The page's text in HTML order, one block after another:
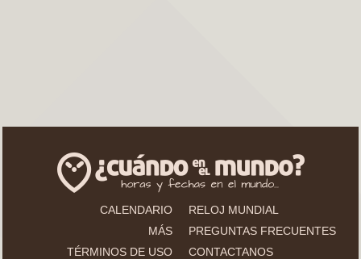
CALENDARIO
RELOJ MUNDIAL
MÁS
PREGUNTAS FRECUENTES
TÉRMINOS DE USO
CONTACTANOS